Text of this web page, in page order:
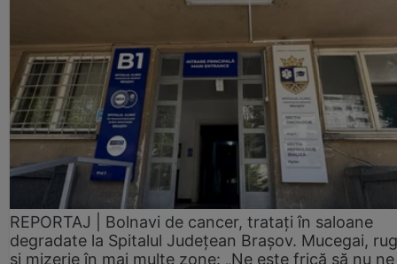
REPORTAJ | Bolnavi de cancer, tratați în saloane
degradate la Spitalul Județean Brașov. Mucegai,
și mizerie în mai multe zone: „Ne este frică să nu ne